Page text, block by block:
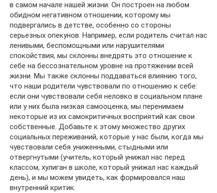
в самом начале нашей жизни. Он построен на любом
обидном негативном отношении, которому мы
подвергались в детстве, особенно со стороны
серьезных опекунов. Например, если родитель считал нас
ленивыми, беспомощными или нарушителями
спокойствия, мы склонны внедрять это отношение к
себе на бессознательном уровне на протяжении всей
жизни. Мы также склонны поддаваться влиянию того,
что наши родители чувствовали по отношению к себе:
если они чувствовали себя неловко в социальном плане
или у них была низкая самооценка, мы перенимаем
некоторые из их самокритичных восприятий как свои
собственные. Добавьте к этому множество других
социальных переживаний, которые у нас были, когда мы
чувствовали себя униженными, стыдными или
отвергнутыми (учитель, который унижал нас перед
классом, хулиган в школе, который унижал нас каждый
день), и мы можем увидеть, как формировался наш
внутренний критик.